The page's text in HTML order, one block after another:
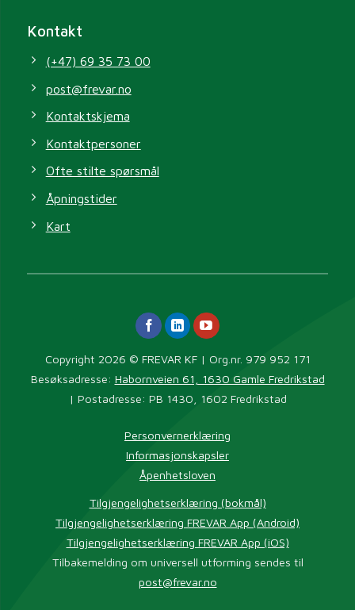
Kontakt
(+47) 69 35 73 00
post@frevar.no
Kontaktskjema
Kontaktpersoner
Ofte stilte spørsmål
Åpningstider
Kart
Copyright 2026 © FREVAR KF | Org.nr. 979 952 171
Besøksadresse: Habornveien 61, 1630 Gamle Fredrikstad
| Postadresse: PB 1430, 1602 Fredrikstad
Personvernerklæring
Informasjonskapsler
Åpenhetsloven
Tilgjengelighetserklæring (bokmål)
Tilgjengelighetserklæring FREVAR App (Android)
Tilgjengelighetserklæring FREVAR App (iOS)
Tilbakemelding om universell utforming sendes til
post@frevar.no